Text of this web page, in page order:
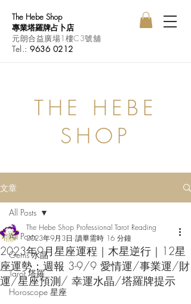
The Hebe Shop
專業塔羅牌占卜店
元朗合益廣場1樓C3號舖
Tel.:9636 0212
THE HEBE
SHOP
文章
All Posts
Gems 水晶
Tarot 塔羅
Horoscope 星座
All Posts
2023年9月星座運程｜木星逆行｜12星
座運勢：週報 3-9/9 愛情運/事業運/財
運/星座預測/ 幸運水晶/塔羅牌提示
The Hebe Shop Professional Tarot Reading
2023年9月3日 讀畢需時 16 分鐘